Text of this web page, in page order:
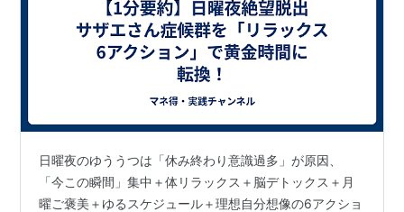
日曜夜のゆううつは「休み終わり意識過多」が原因、
「今この瞬間」集中＋体リラックス＋脳デトックス＋月
曜ご褒美＋ゆるスケジュール＋理想自分想像の6アクショ